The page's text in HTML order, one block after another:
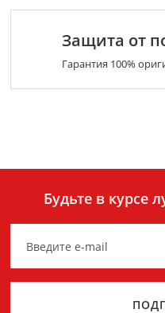
Защита от
Гарантия 100%
Будьте в курсе